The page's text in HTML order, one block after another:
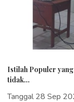
Istilah Populer
tidak...
Tanggal 28 Sep